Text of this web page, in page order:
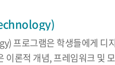
로그램은 학생들에게 디
론적 개념, 프레임워크 및